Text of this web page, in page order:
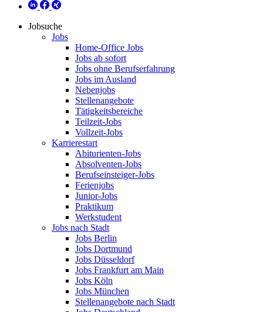
Jobsuche
Jobs
Home-Office Jobs
Jobs ab sofort
Jobs ohne Berufserfahrung
Jobs im Ausland
Nebenjobs
Stellenangebote
Tätigkeitsbereiche
Teilzeit-Jobs
Vollzeit-Jobs
Karrierestart
Abiturienten-Jobs
Absolventen-Jobs
Berufseinsteiger-Jobs
Ferienjobs
Junior-Jobs
Praktikum
Werkstudent
Jobs nach Stadt
Jobs Berlin
Jobs Dortmund
Jobs Düsseldorf
Jobs Frankfurt am Main
Jobs Köln
Jobs München
Stellenangebote nach Stadt